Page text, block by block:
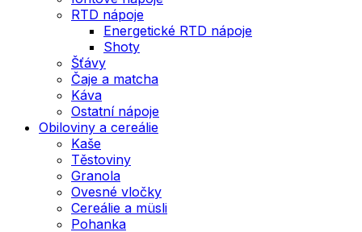
RTD nápoje
Energetické RTD nápoje
Shoty
Šťávy
Čaje a matcha
Káva
Ostatní nápoje
Obiloviny a cereálie
Kaše
Těstoviny
Granola
Ovesné vločky
Cereálie a müsli
Pohanka